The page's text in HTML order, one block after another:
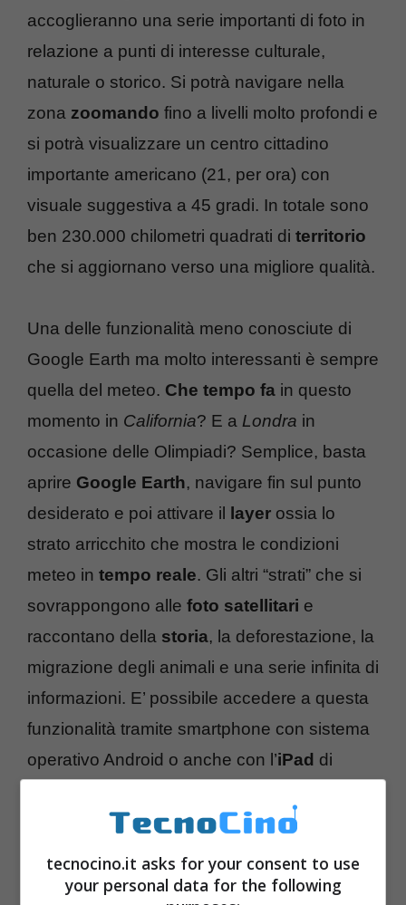
accoglieranno una serie importanti di foto in
relazione a punti di interesse culturale,
naturale o storico. Si potrà navigare nella
zona zoomando fino a livelli molto profondi e
si potrà visualizzare un centro cittadino
importante americano (21, per ora) con
visuale suggestiva a 45 gradi. In totale sono
ben 230.000 chilometri quadrati di territorio
che si aggiornano verso una migliore qualità.
Una delle funzionalità meno conosciute di
Google Earth ma molto interessanti è sempre
quella del meteo. Che tempo fa in questo
momento in California? E a Londra in
occasione delle Olimpiadi? Semplice, basta
aprire Google Earth, navigare fin sul punto
desiderato e poi attivare il layer ossia lo
strato arricchito che mostra le condizioni
meteo in tempo reale. Gli altri “strati” che si
sovrappongono alle foto satellitari e
raccontano della storia, la deforestazione, la
migrazione degli animali e una serie infinita di
informazioni. E’ possibile accedere a questa
funzionalità tramite smartphone con sistema
operativo Android o anche con l’iPad di
pioggia, neve e sole, per ora è disponibile in
sarà espanso.
tecnocino.it asks for your consent to use
your personal data for the following